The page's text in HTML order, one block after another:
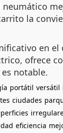
la
en
ofrece
notable.
portátil versátil
ciudades
eficiencia